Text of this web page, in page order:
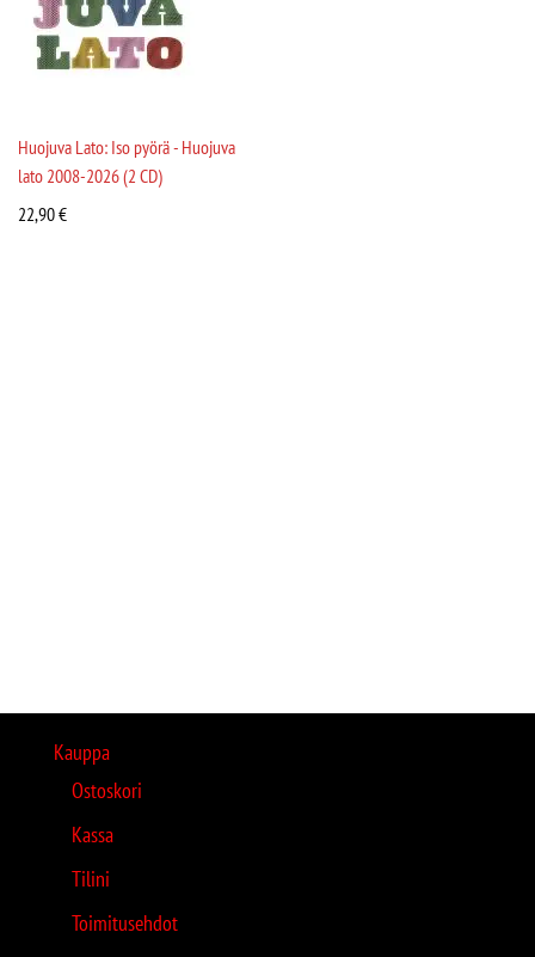
Huojuva Lato: Iso pyörä - Huojuva
lato 2008-2026 (2 CD)
22,90€
Kauppa
Ostoskori
Kassa
Tilini
Toimitusehdot